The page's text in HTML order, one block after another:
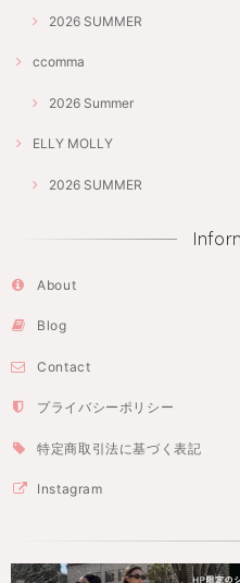
2026 SUMMER
ccomma
2026 Summer
ELLY MOLLY
2026 SUMMER
About
Blog
Contact
プライバシーポリシー
特定商取引法に基づく表記
Instagram